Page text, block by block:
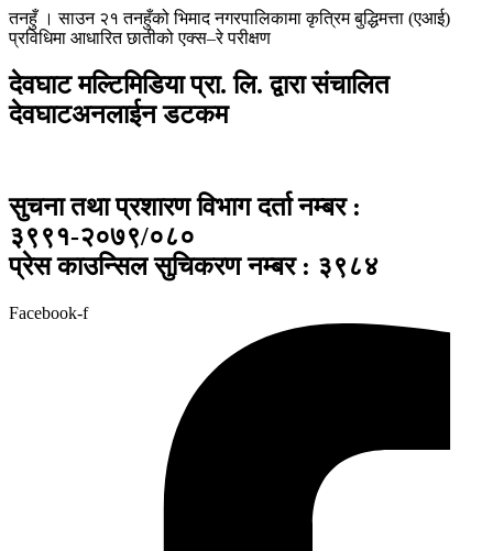
तनहुँ । साउन २१ तनहुँको भिमाद नगरपालिकामा कृत्रिम बुद्धिमत्ता (एआई)
प्रविधिमा आधारित छातीको एक्स–रे परीक्षण
देवघाट मल्टिमिडिया प्रा. लि. द्वारा संचालित
देवघाटअनलाईन डटकम
सुचना तथा प्रशारण विभाग दर्ता नम्बर :
३९९१-२०७९/०८०
प्रेस काउन्सिल सुचिकरण नम्बर : ३९८४
Facebook-f